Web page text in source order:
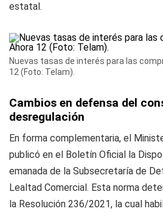
estatal.
Nuevas tasas de interés para las
12 (Foto: Telam).
Cambios en defensa del
desregulación
En forma complementaria, el
publicó en el Boletín Oficial la
emanada de la Subsecretaría de
Lealtad Comercial. Esta norma
la Resolución 236/2021, la cual